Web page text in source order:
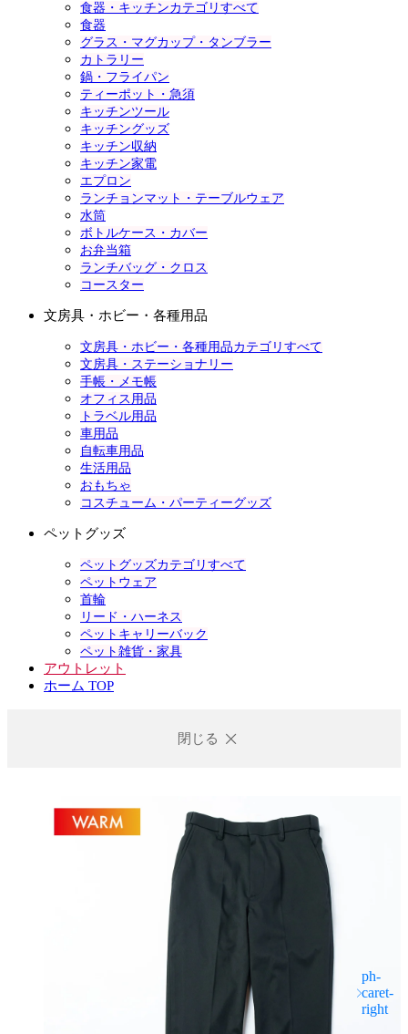
食器・キッチンカテゴリすべて
食器
グラス・マグカップ・タンブラー
カトラリー
鍋・フライパン
ティーポット・急須
キッチンツール
キッチングッズ
キッチン収納
キッチン家電
エプロン
ランチョンマット・テーブルウェア
水筒
ボトルケース・カバー
お弁当箱
ランチバッグ・クロス
コースター
文房具・ホビー・各種用品
文房具・ホビー・各種用品カテゴリすべて
文房具・ステーショナリー
手帳・メモ帳
オフィス用品
トラベル用品
車用品
自転車用品
生活用品
おもちゃ
コスチューム・パーティーグッズ
ペットグッズ
ペットグッズカテゴリすべて
ペットウェア
首輪
リード・ハーネス
ペットキャリーバック
ペット雑貨・家具
アウトレット
ホーム TOP
閉じる